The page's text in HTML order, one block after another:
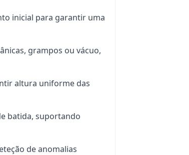
inicial para garantir uma
grampos ou vácuo,
altura uniforme das
batida, suportando
de anomalias